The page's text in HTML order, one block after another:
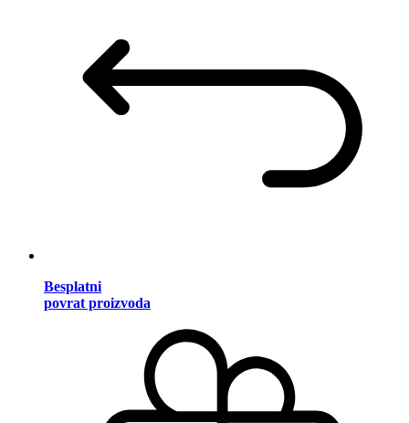
Besplatni
povrat proizvoda